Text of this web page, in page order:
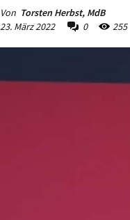
Von Torsten Herbst, MdB
23. März 2022
0 255